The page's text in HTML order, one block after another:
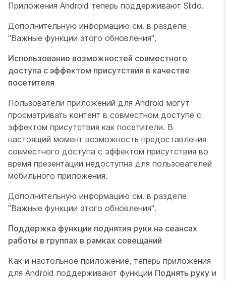
Приложения Android теперь поддерживают Slido.
Дополнительную информацию см. в разделе
"Важные функции этого обновления".
Использование возможностей совместного
доступа с эффектом присутствия в качестве
посетителя
Пользователи приложений для Android могут
просматривать контент в совместном доступе с
эффектом присутствия как посетители. В
настоящий момент возможность предоставления
совместного доступа с эффектом присутствия во
время презентации недоступна для пользователей
мобильного приложения.
Дополнительную информацию см. в разделе
"Важные функции этого обновления".
Поддержка функции поднятия руки на сеансах
работы в группах в рамках совещаний
Как и настольное приложение, теперь приложения
для Android поддерживают функции Поднять руку и